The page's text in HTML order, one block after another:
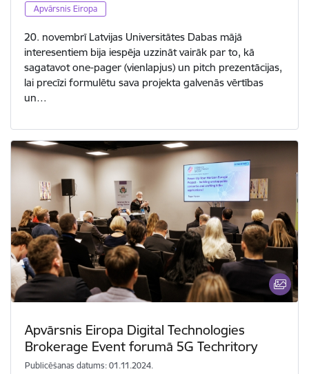
Apvārsnis Eiropa
20. novembrī Latvijas Universitātes Dabas mājā
interesentiem bija iespēja uzzināt vairāk par to, kā
sagatavot one-pager (vienlapjus) un pitch prezentācijas,
lai precīzi formulētu sava projekta galvenās vērtības
un…
Apvārsnis Eiropa Digital Technologies
Brokerage Event forumā 5G Techritory
Publicēšanas datums: 01.11.2024.